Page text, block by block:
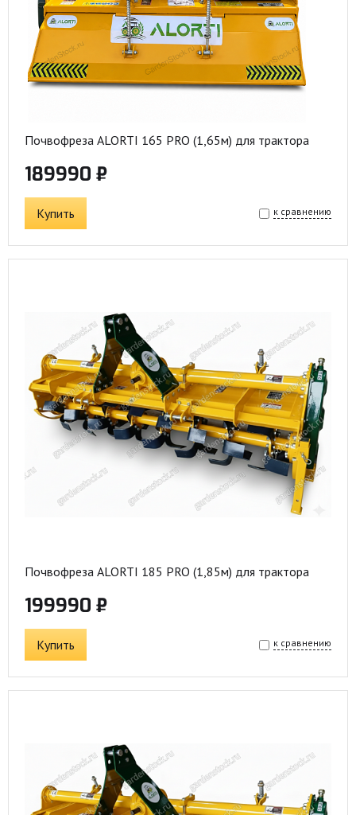
Почвофреза ALORTI 165 PRO (1,65м) для трактора
189990 ₽
Купить к сравнению
Почвофреза ALORTI 185 PRO (1,85м) для трактора
199990 ₽
Купить к сравнению